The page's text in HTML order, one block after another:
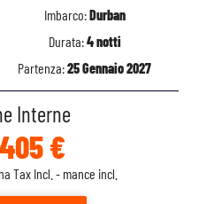
Imbarco:Durban
Durata:4 notti
Partenza:25 Gennaio 2027
Interne
405 €
Tax Incl. - mance incl.